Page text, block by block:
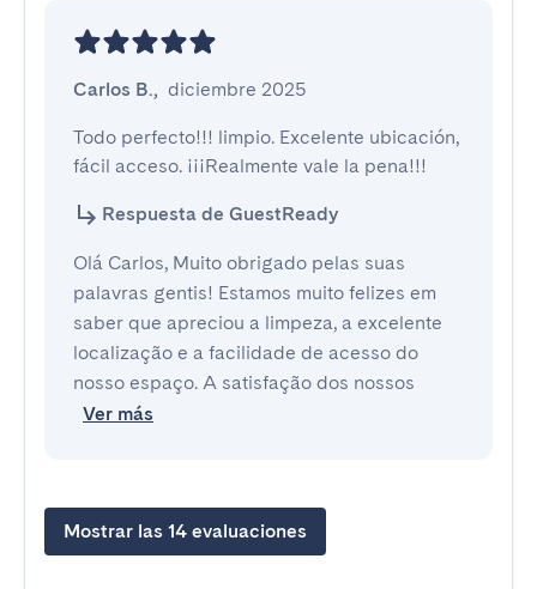
Carlos B., diciembre 2025
Todo perfecto!!! limpio. Excelente ubicación,
fácil acceso. ¡¡¡Realmente vale la pena!!!
Respuesta de GuestReady
Olá Carlos, Muito obrigado pelas suas
palavras gentis! Estamos muito felizes em
saber que apreciou a limpeza, a excelente
localização e a facilidade de acesso do
nosso espaço. A satisfação dos nossos
Ver más
Mostrar las 14 evaluaciones